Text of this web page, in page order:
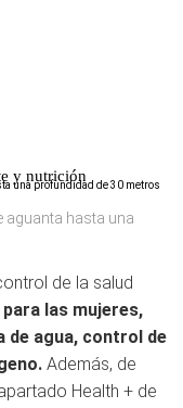
y nutrición
aguanta hasta una
de la salud
las mujeres,
de agua, control de
Además, de
Health + de